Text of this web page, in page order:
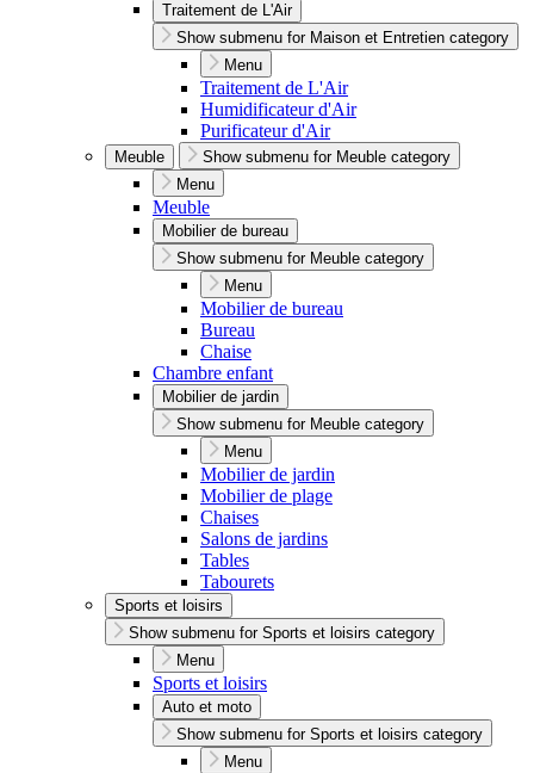
Traitement de L'Air
Show submenu for Maison et Entretien category
Menu
Traitement de L'Air
Humidificateur d'Air
Purificateur d'Air
Meuble
Show submenu for Meuble category
Menu
Meuble
Mobilier de bureau
Show submenu for Meuble category
Menu
Mobilier de bureau
Bureau
Chaise
Chambre enfant
Mobilier de jardin
Show submenu for Meuble category
Menu
Mobilier de jardin
Mobilier de plage
Chaises
Salons de jardins
Tables
Tabourets
Sports et loisirs
Show submenu for Sports et loisirs category
Menu
Sports et loisirs
Auto et moto
Show submenu for Sports et loisirs category
Menu